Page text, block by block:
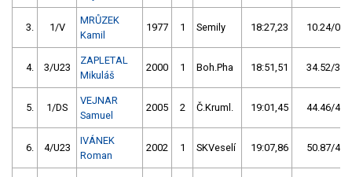
3. 1/V
MRŮZEK
Kamil
1977 1 Semily 18:27,23 10.24/0,9
4. 3/U23
ZAPLETAL
Mikuláš
2000 1 Boh.Pha 18:51,51 34.52/3,1
5. 1/DS
VEJNAR
Samuel
2005 2 Č.Kruml. 19:01,45 44.46/4,1
6. 4/U23
IVÁNEK
Roman
2002 1 SKVeselí 19:07,86 50.87/4,6